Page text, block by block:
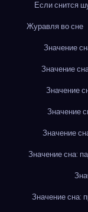
Если снится
Журавля во сне
Значение
Значение
Значение
Значение
Значение
Значение сна:
Значение сна: